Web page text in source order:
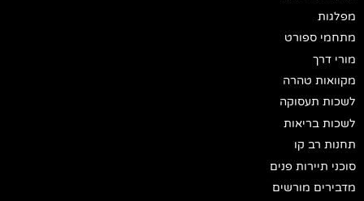
מפלגות
מתחמי ספורט
מורי דרך
מקוואות טהרה
לשכות תעסוקה
לשכות בריאות
תחנות רב קו
סוכני תיירות פנים
מדבירים מורשים